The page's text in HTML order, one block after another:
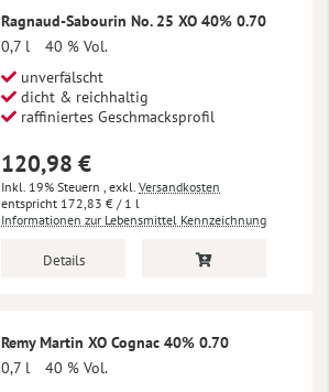
Ragnaud-Sabourin No. 25 XO 40% 0.70
0,7 l
40 % Vol.
unverfälscht
dicht & reichhaltig
raffiniertes Geschmacksprofil
120,98 €
Inkl. 19% Steuern exkl. Versandkosten
172,83 € / 1 l
Informationen zur Lebensmittel Kennzeichnung
Details
Remy Martin XO Cognac 40% 0.70
0,7 l
40 % Vol.